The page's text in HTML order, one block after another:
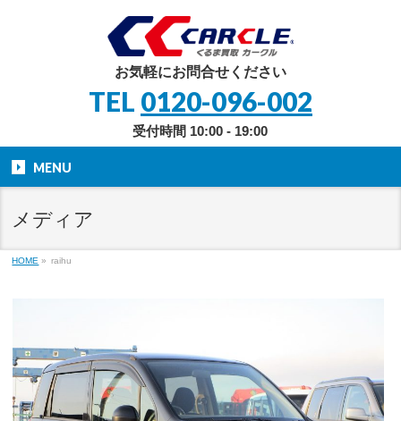
お気軽にお問合せください
TEL 0120-096-002
受付時間 10:00 - 19:00
MENU
メディア
HOME » raihu